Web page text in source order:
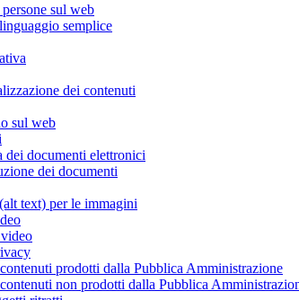
sul web
semplice
dei contenuti
sul web
dei documenti elettronici
dei documenti
text) per le immagini
prodotti dalla Pubblica Amministrazione
non prodotti dalla Pubblica